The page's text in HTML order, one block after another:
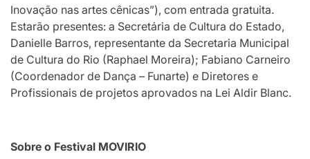
Inovação nas artes cênicas”), com entrada gratuita.
Estarão presentes: a Secretária de Cultura do Estado,
Danielle Barros, representante da Secretaria Municipal
de Cultura do Rio (Raphael Moreira); Fabiano Carneiro
(Coordenador de Dança – Funarte) e Diretores e
Profissionais de projetos aprovados na Lei Aldir Blanc.
Sobre o Festival MOVIRIO